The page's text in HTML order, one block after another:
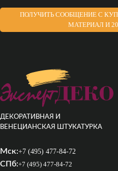
ПОЛУЧИТЬ СООБЩЕНИЕ С
МАТЕРИАЛ И
ДЕКОРАТИВНАЯ И
ВЕНЕЦИАНСКАЯ ШТУКАТУРКА
Мск:+7 (495) 477-84-72
СПб:+7 (495) 477-84-72